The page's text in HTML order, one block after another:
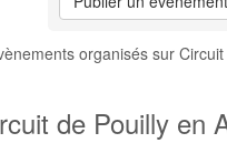
organisés sur
de Pouilly en